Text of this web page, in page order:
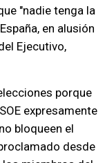
"nadie tenga la
en alusión
Ejecutivo,
porque
expresamente
bloqueen el
desde